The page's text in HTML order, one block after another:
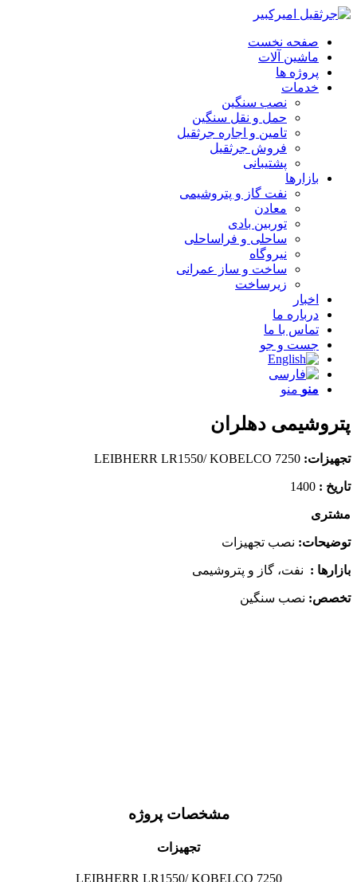
صفحه نخست
ماشین آلات
پروژه ها
خدمات
نصب سنگین
حمل و نقل سنگین
تامین و اجاره جرثقیل
فروش جرثقیل
پشتیبانی
بازارها
نفت گاز و پتروشیمی
معادن
توربین بادی
ساحلی و فراساحلی
نیروگاه
ساخت و ساز عمرانی
زیرساخت
اخبار
درباره ما
تماس با ما
جست و جو
منو منو
پتروشیمی دهلران
تجهیزات: LEIBHERR LR1550/ KOBELCO 7250
تاریخ : 1400
مشتری
توضیحات: نصب تجهیزات
بازارها : نفت، گاز و پتروشیمی
تخصص: نصب سنگین
مشخصات پروژه
تجهیزات
LEIBHERR LR1550/ KOBELCO 7250